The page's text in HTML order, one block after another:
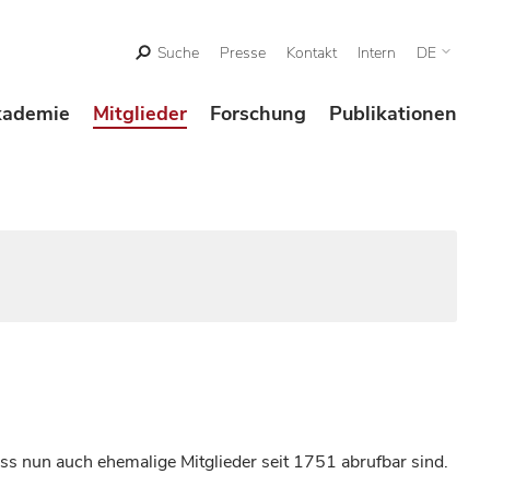
Suche Presse Kontakt Intern DE
Mitglieder Forschung Publikationen
nun auch ehemalige Mitglieder seit 1751 abrufbar sind.